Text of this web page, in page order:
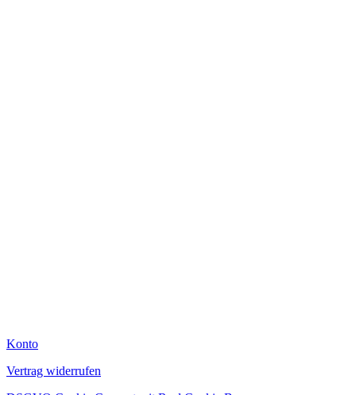
Konto
Vertrag widerrufen